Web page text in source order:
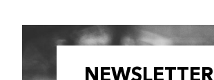
NEWSLETTER